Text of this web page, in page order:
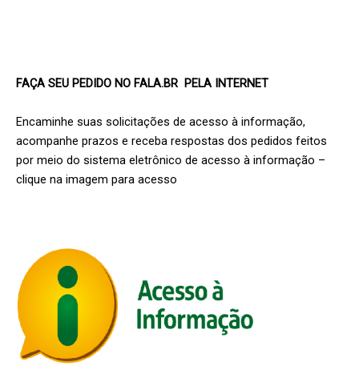
FAÇA SEU PEDIDO NO FALA.BR PELA INTERNET
Encaminhe suas solicitações de acesso à informação,
acompanhe prazos e receba respostas dos pedidos feitos
por meio do sistema eletrônico de acesso à informação –
clique na imagem para acesso